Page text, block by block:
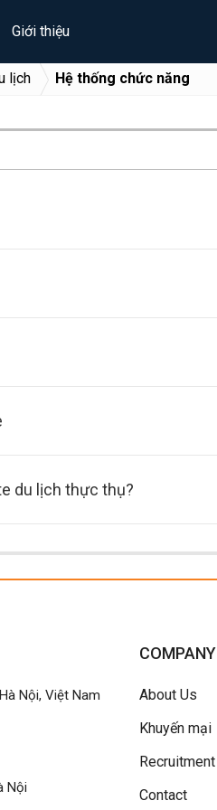
Giới thiệu
lịch Hệ thống chức năng
du lịch thực thụ?
Nội, Việt Nam
Nội
COMPANY
About Us
Khuyến mại
Recruitment
Contact